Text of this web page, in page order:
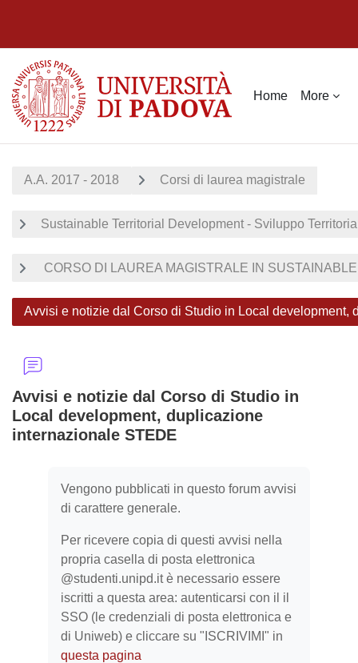
Home More
A.A. 2017 - 2018 Corsi di laurea magistrale
Sustainable Territorial Development - Sviluppo
CORSO DI LAUREA MAGISTRALE IN
Avvisi e notizie dal Corso di Studio in Local development,
Avvisi e notizie dal Corso di Studio in
Local development, duplicazione
internazionale STEDE
Vengono pubblicati in questo forum avvisi
di carattere generale.
Per ricevere copia di questi avvisi nella
propria casella di posta elettronica
@studenti.unipd.it è necessario essere
iscritti a questa area: autenticarsi con il il
SSO (le credenziali di posta elettronica e
di Uniweb) e cliccare su "ISCRIVIMI" in
questa pagina